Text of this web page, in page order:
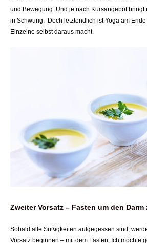
und Bewegung. Und je nach Kursangebot bringt
in Schwung. Doch letztendlich ist Yoga am
Einzelne selbst daraus macht.
Zweiter Vorsatz – Fasten um den Darm
Sobald alle Süßigkeiten aufgegessen sind,
Vorsatz beginnen – mit dem Fasten. Ich möchte